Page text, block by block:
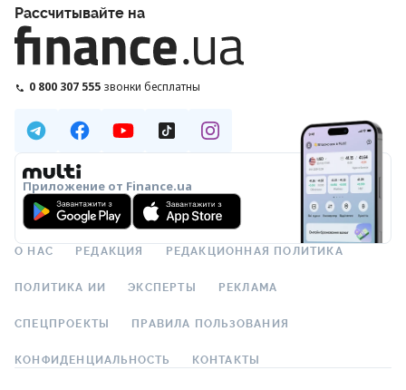
Рассчитывайте на
0 800 307 555 звонки бесплатны
Приложение от Finance.ua
О НАС РЕДАКЦИЯ РЕДАКЦИОННАЯ ПОЛИТИКА
ПОЛИТИКА ИИ ЭКСПЕРТЫ РЕКЛАМА
СПЕЦПРОЕКТЫ ПРАВИЛА ПОЛЬЗОВАНИЯ
КОНФИДЕНЦИАЛЬНОСТЬ КОНТАКТЫ